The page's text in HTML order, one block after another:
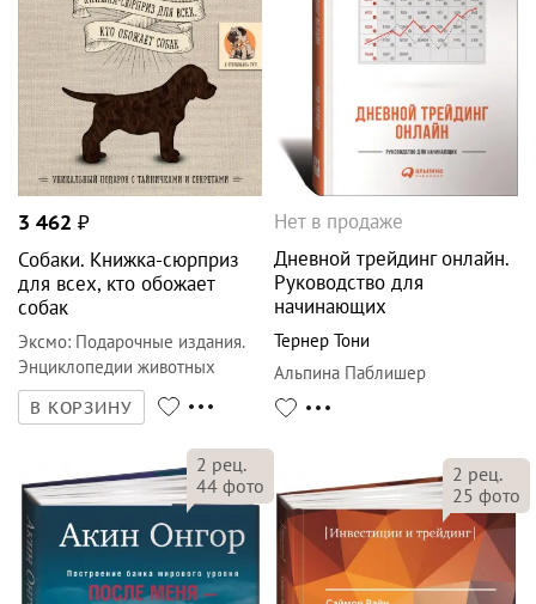
3 462 ₽
Собаки. Книжка-сюрприз
для всех, кто обожает
собак
Эксмо: Подарочные издания.
Энциклопедии животных
В КОРЗИНУ
Нет в продаже
Дневной трейдинг онлайн.
Руководство для
начинающих
Тернер Тони
Альпина Паблишер
2 рец.
44 фото 2 рец.
25 фото